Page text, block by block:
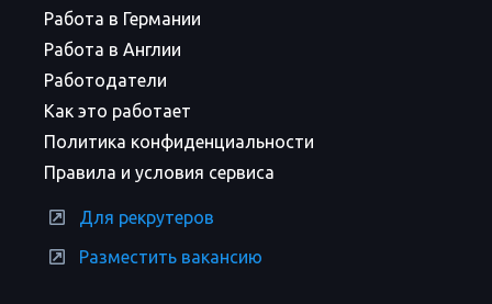
Работа в Германии
Работа в Англии
Работодатели
Как это работает
Политика конфиденциальности
Правила и условия сервиса
Для рекрутеров
Разместить вакансию